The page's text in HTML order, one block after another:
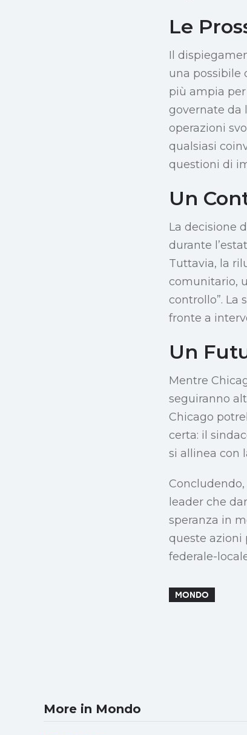
Le
Il
una possibile
più ampia
governate da
operazioni
qualsiasi
questioni di
Un
La decisione
durante
Tuttavia, la
comunitario,
controllo”. La
fronte a
Un
Mentre
seguiranno
Chicago
certa: il
si allinea con
leader che
speranza in
queste azioni
federale-
MONDO
More in Mondo